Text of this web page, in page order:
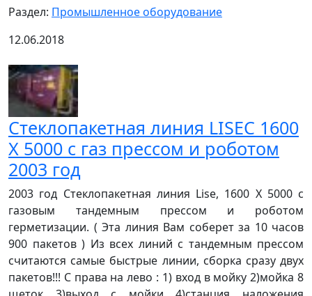
Раздел: Промышленное оборудование
12.06.2018
Стеклопакетная линия LISEC 1600
Х 5000 с газ прессом и роботом
2003 год
2003 год Стеклопакетная линия Lise, 1600 X 5000 с
газовым тандемным прессом и роботом
герметизации. ( Эта линия Вам соберет за 10 часов
900 пакетов ) Из всех линий с тандемным прессом
считаются самые быстрые линии, сборка сразу двух
пакетов!!! С права на лево : 1) вход в мойку 2)мойка 8